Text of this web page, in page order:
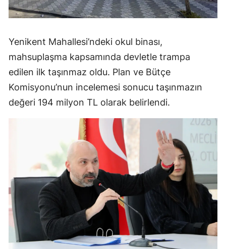
Yenikent Mahallesi’ndeki okul binası,
mahsuplaşma kapsamında devletle trampa
edilen ilk taşınmaz oldu. Plan ve Bütçe
Komisyonu’nun incelemesi sonucu taşınmazın
değeri 194 milyon TL olarak belirlendi.